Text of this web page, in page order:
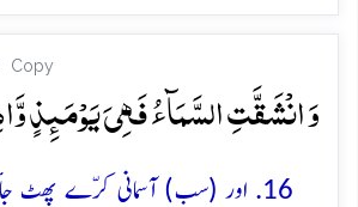
Copy
وَ انۡشَقَّتِ السَّمَآءُ فَہِیَ یَوۡمَئِذٍ
16. اور (سب) آسمانی کرّے پھٹ